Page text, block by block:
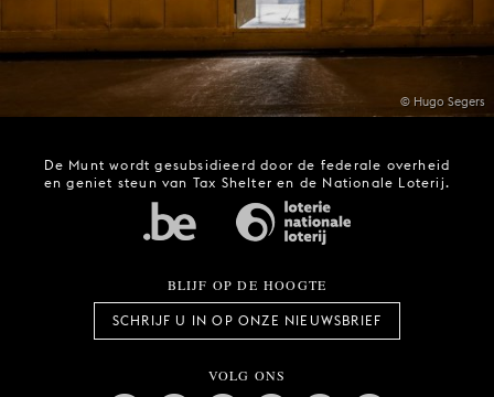
© Hugo Segers
De Munt wordt gesubsidieerd door de federale overheid
en geniet steun van Tax Shelter en de Nationale Loterij.
BLIJF OP DE HOOGTE
SCHRIJF U IN OP ONZE NIEUWSBRIEF
VOLG ONS